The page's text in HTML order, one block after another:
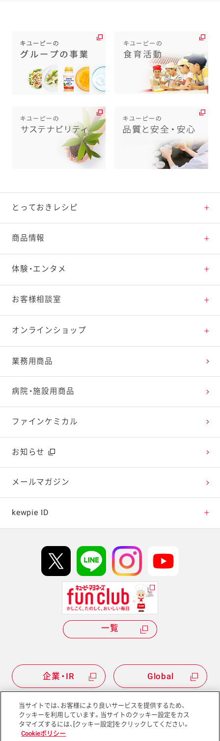
企業・IR Global
とっておきレシピ
とっておきレシピトップ
素材の知識
料理の基本
特集レシピ
レシピランキング
レシピ動画
今日のレシピギャラリー
商品情報
商品情報トップ
新商品・リニューアル品一覧
販売終了商品一覧
体験・エンタメ
体験・エンタメトップ
マヨテラス（見学施設）
オープンキッチン（工場見学）
深谷テラス ヤサイな仲間たちファーム
おたのしみコンテンツ
広告ギャラリー
テレビ・ラジオ
キャンペーン・イベント
お客様相談室
お客様相談室トップ
よくお寄せいただくご質問
お客様の声を活かしました
オンラインショップ
Qummy
キユーピーウエルネス
業務用商品
病院・施設用商品
ファインケミカル
お知らせ
メールマガジン
kewpie ID
Hi! kewpieについて
Qummyについて
一覧
サイトマップ サイトポリシー
当サイトでは、お客様により良いサービスを提供するため、
クッキーを利用しています。当サイトのクッキー設定をカス
タマイズするには、[クッキー設定]をクリックしてください。
Cookieポリシー